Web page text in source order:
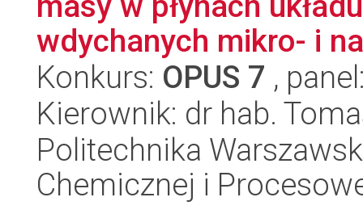
wdychanych mikro- i
Konkurs: OPUS 7 ,
Kierownik: dr hab.
Politechnika
Chemicznej i